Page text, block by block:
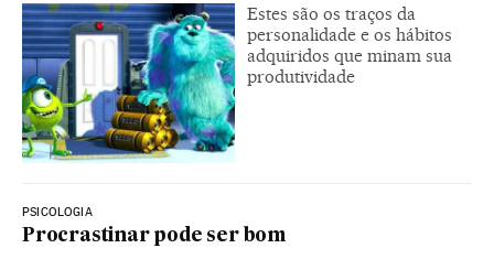
Estes são os traços da
personalidade e os hábitos
adquiridos que minam sua
produtividade
PSICOLOGIA
Procrastinar pode ser bom